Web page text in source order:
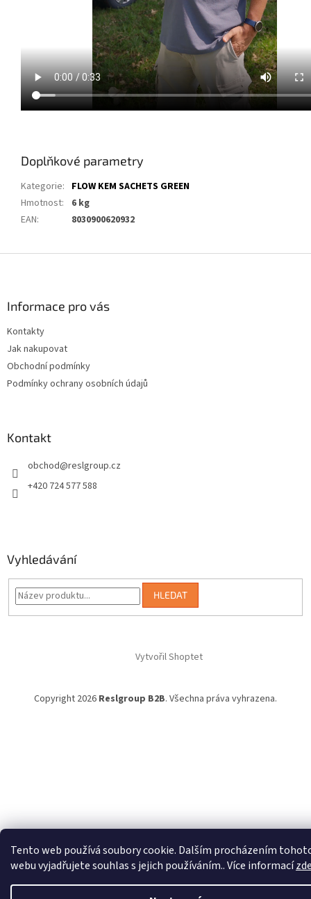
Tento web používá soubory cookie. Dalším procházením
webu vyjadřujete souhlas s jejich používáním.. Více informací
Doplňkové parametry
Kategorie: FLOW KEM SACHETS GREEN
Hmotnost:
6 kg
EAN: 8030900620932
Informace pro vás
Kontakty
Jak nakupovat
Obchodní podmínky
Podmínky ochrany osobních údajů
Kontakt
obchod@reslgroup.cz
+420 724 577 588
Vyhledávání
HLEDAT
Vytvořil Shoptet
Copyright 2026 Reslgroup B2B. Všechna práva vyhrazena.